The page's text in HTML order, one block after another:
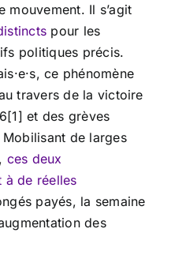
mouvement. Il s’agit
pour les
politiques précis.
ce phénomène
travers de la victoire
et des grèves
de larges
ces deux
à de réelles
payés, la semaine
des